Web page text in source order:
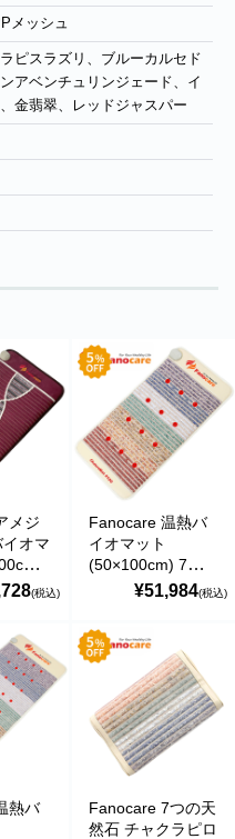
メッシュ
ピスラズリ、ブルーカルセド
アベンチュリンジェード、イ
金翡翠、レッドジャスパー
メジ
オマ
・遠
ンマ
ストー
ングパ
(税込)
Fanocare 温熱バ
イオマット
(50×100cm) 7種類
の天然石 12フォト
R100 MAT-08-03
マイナスイオン・
遠赤外線ストーン
マット パワースト
ーン ヒーティング
パッド ヨガ理論 7
つのチャクラ
¥51,984(税込)
熱バ
Fanocare 7つの天
然石 チャクラピロ